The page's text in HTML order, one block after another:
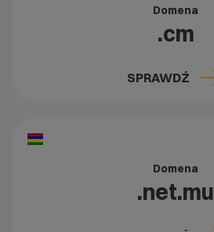
Domena
.cm
SPRAWDŹ
Domena
.net.mu